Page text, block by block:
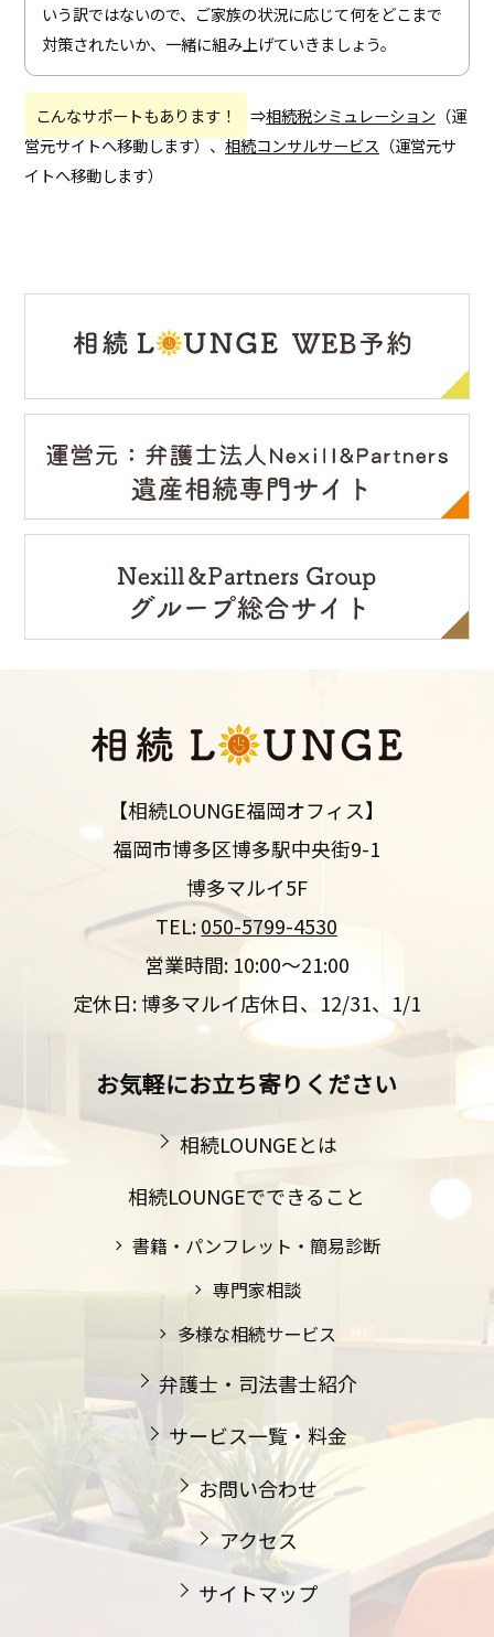
いう訳ではないので、ご家族の状況に応じて何をどこまで
対策されたいか、一緒に組み上げていきましょう。
こんなサポートもあります！ ⇒相続税シミュレーション （運
営元サイトへ移動します）、相続コンサルサービス （運営元サ
イトへ移動します）
【相続LOUNGE福岡オフィス】
福岡市博多区博多駅中央街9-1
博多マルイ5F
TEL:050-5799-4530
営業時間: 10:00～21:00
定休日: 博多マルイ店休日、12/31、1/1
お気軽にお立ち寄りください
相続LOUNGEとは
相続LOUNGEでできること
書籍・パンフレット・簡易診断
専門家相談
多様な相続サービス
弁護士・司法書士紹介
サービス一覧・料金
お問い合わせ
アクセス
サイトマップ